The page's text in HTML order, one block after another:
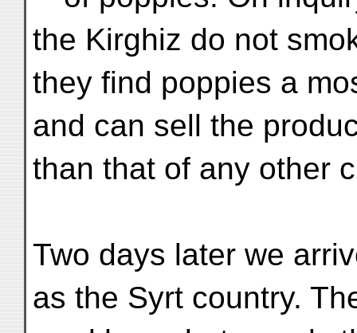
the Kirghiz do not
they find poppies a
and can sell the
than that of any other
Two days later we
as the Syrt country.